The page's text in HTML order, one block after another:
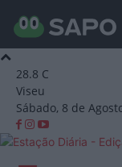
28.8 C
Viseu
Sábado, 8 de